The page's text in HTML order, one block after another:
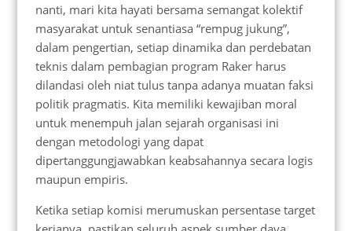
nanti, mari kita hayati bersama semangat kolektif
masyarakat untuk senantiasa “rempug jukung”,
dalam pengertian, setiap dinamika dan perdebatan
teknis dalam pembagian program Raker harus
dilandasi oleh niat tulus tanpa adanya muatan faksi
politik pragmatis. Kita memiliki kewajiban moral
untuk menempuh jalan sejarah organisasi ini
dengan metodologi yang dapat
dipertanggungjawabkan keabsahannya secara logis
maupun empiris.
Ketika setiap komisi merumuskan persentase target